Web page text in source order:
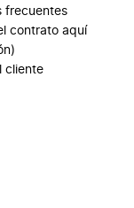
frecuentes
contrato aquí
cliente